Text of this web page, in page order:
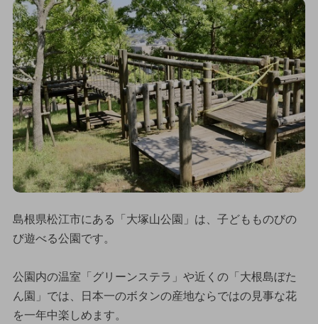
島根県松江市にある「大塚山公園」は、子どもものびの
び遊べる公園です。
公園内の温室「グリーンステラ」や近くの「大根島ぼた
ん園」では、日本一のボタンの産地ならではの見事な花
を一年中楽しめます。